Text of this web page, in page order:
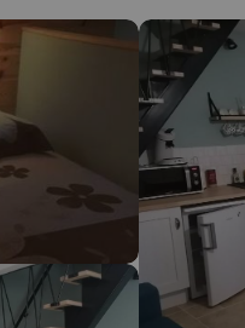
amb la teva
ha perdut el nord. Quan